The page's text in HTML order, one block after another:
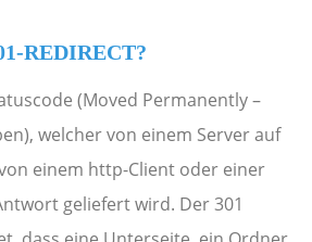
REDIRECT?
(Moved Permanently –
welcher von einem Server auf
einem http-Client oder einer
geliefert wird. Der 301